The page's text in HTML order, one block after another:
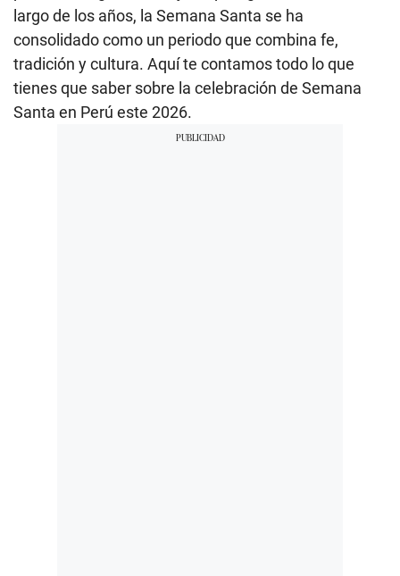
largo de los años, la Semana Santa se ha
consolidado como un periodo que combina fe,
tradición y cultura. Aquí te contamos todo lo que
tienes que saber sobre la celebración de Semana
Santa en Perú este 2026.